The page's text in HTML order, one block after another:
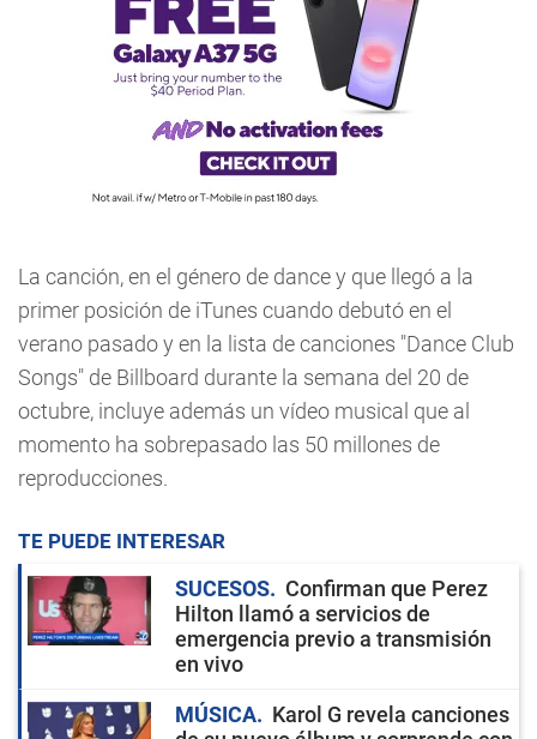
La canción, en el género de dance y que llegó a la
primer posición de iTunes cuando debutó en el
verano pasado y en la lista de canciones "Dance Club
Songs" de Billboard durante la semana del 20 de
octubre, incluye además un vídeo musical que al
momento ha sobrepasado las 50 millones de
reproducciones.
TE PUEDE INTERESAR
SUCESOS
Confirman que Perez
Hilton llamó a servicios de
emergencia previo a transmisión
en vivo
MÚSICA
Karol G revela canciones